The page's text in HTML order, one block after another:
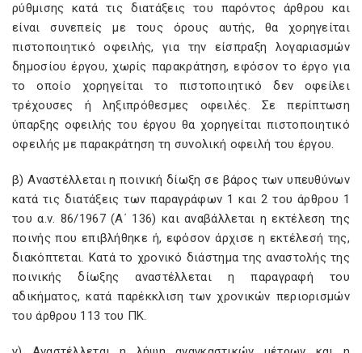
ρύθμισης κατά τις διατάξεις του παρόντος άρθρου και
είναι συνεπείς με τους όρους αυτής, θα χορηγείται
πιστοποιητικό οφειλής, για την είσπραξη λογαριασμών
δημοσίου έργου, χωρίς παρακράτηση, εφόσον το έργο για
το οποίο χορηγείται το πιστοποιητικό δεν οφείλει
τρέχουσες ή ληξιπρόθεσμες οφειλές. Σε περίπτωση
ύπαρξης οφειλής του έργου θα χορηγείται πιστοποιητικό
οφειλής με παρακράτηση τη συνολική οφειλή του έργου.
β) Αναστέλλεται η ποινική δίωξη σε βάρος των υπευθύνων
κατά τις διατάξεις των παραγράφων 1 και 2 του άρθρου 1
του α.ν. 86/1967 (Α΄ 136) και αναβάλλεται η εκτέλεση της
ποινής που επιβλήθηκε ή, εφόσον άρχισε η εκτέλεσή της,
διακόπτεται. Κατά το χρονικό διάστημα της αναστολής της
ποινικής δίωξης αναστέλλεται η παραγραφή του
αδικήματος, κατά παρέκκλιση των χρονικών περιορισμών
του άρθρου 113 του ΠΚ.